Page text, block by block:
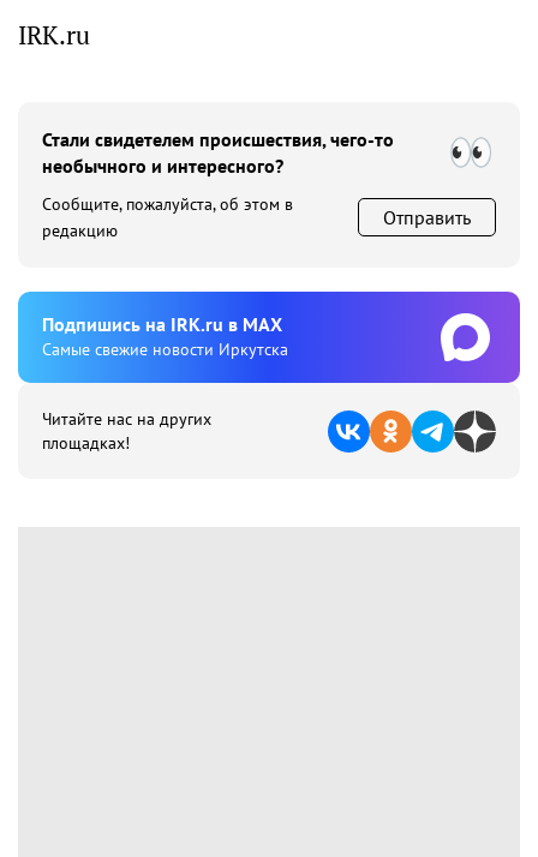
IRK.ru
Стали свидетелем происшествия, чего-то
необычного и интересного?
Сообщите, пожалуйста, об этом в
редакцию
Отправить
Подпишиcь на IRK.ru в MAX
Cамые свежие новости Иркутска
Читайте нас на других
площадках!